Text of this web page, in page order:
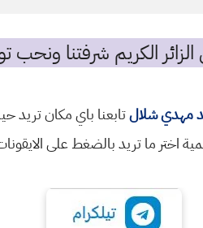
الكريم شرفتنا ونحب
مهدي شلالتابعنا باي مكان تريد
اختر ما تريد بالضغط على